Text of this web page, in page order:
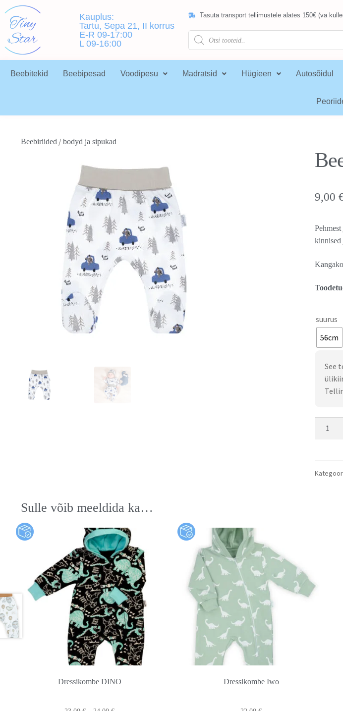
Kauplus:
Tartu, Sepa 21, II korrus
E-R 09-17:00
L 09-16:00
Tasuta transport tellimustele alates 150€ (va
Beebitekid Beebipesad Voodipesu Madratsid Hügieen Autosõidul
Beebiriided/bodyd ja sipukad
9,00
kinnised
suurus
56cm
See
Sulle võib meeldida ka…
Dressikombe DINO Dressikombe Iwo